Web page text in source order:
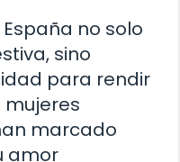
no solo
sino
para rendir
marcado
amor